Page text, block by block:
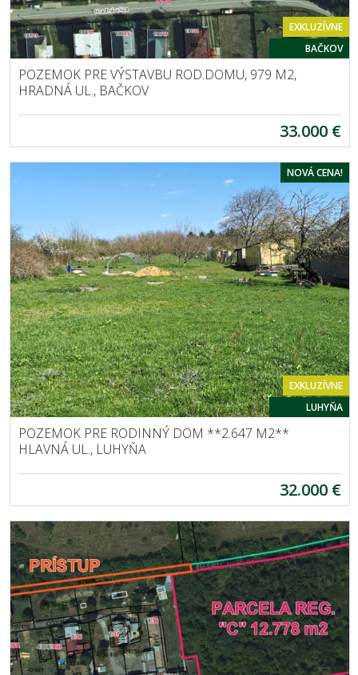
EXKLUZÍVNE
BAČKOV
POZEMOK PRE VÝSTAVBU ROD.DOMU, 979 M2,
HRADNÁ UL., BAČKOV
33.000 €
NOVÁ CENA!
EXKLUZÍVNE
LUHYŇA
POZEMOK PRE RODINNÝ DOM **2.647 M2**
HLAVNÁ UL., LUHYŇA
32.000 €